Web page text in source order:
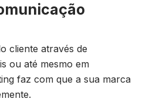
cliente através de
ou até mesmo em
faz com que a sua marca